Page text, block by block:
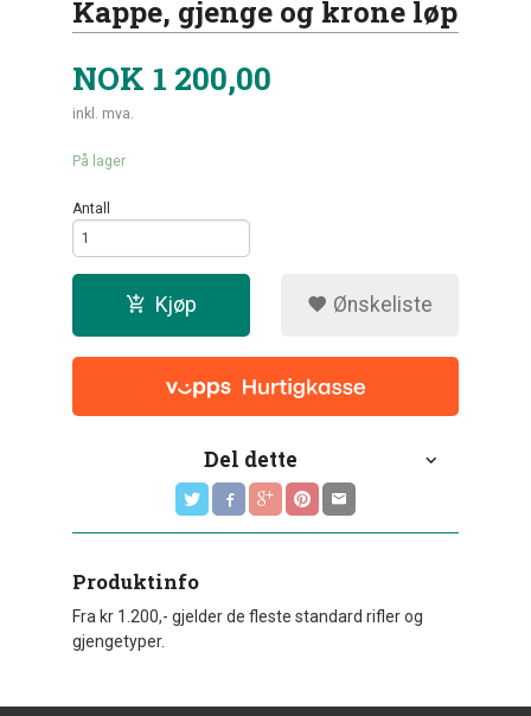
Kappe, gjenge og krone løp
NOK 1 200,00
inkl. mva.
På lager
Antall
Kjøp Ønskeliste
Del dette
Produktinfo
Fra kr 1.200,- gjelder de fleste standard rifler og
gjengetyper.